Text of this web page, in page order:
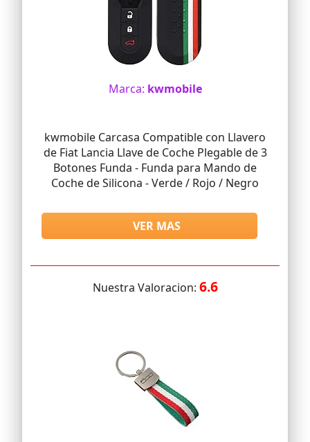
Marca: kwmobile
kwmobile Carcasa Compatible con Llavero
de Fiat Lancia Llave de Coche Plegable de 3
Botones Funda - Funda para Mando de
Coche de Silicona - Verde / Rojo / Negro
VER MAS
Nuestra Valoracion: 6.6